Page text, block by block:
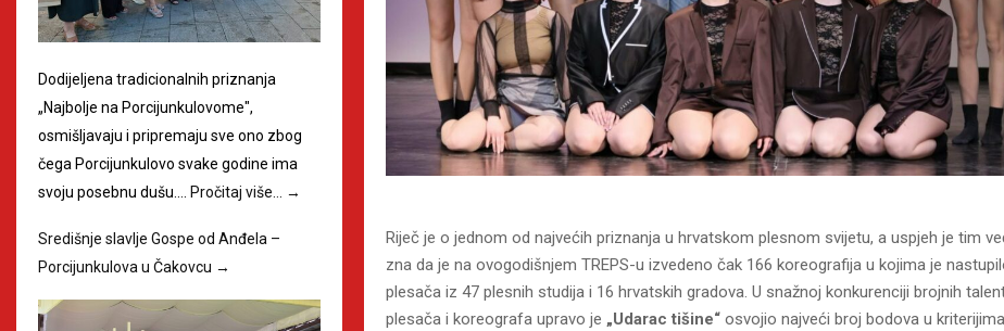
Riječ je o jednom od najvećih priznanja u hrvatskom plesnom svijetu, a uspjeh je tim
zna da je na ovogodišnjem TREPS-u izvedeno čak 166 koreografija u kojima je
plesača iz 47 plesnih studija i 16 hrvatskih gradova. U snažnoj konkurenciji brojnih
plesača i koreografa upravo je „Udarac tišine“ osvojio najveći broj bodova u
Dodijeljena tradicionalnih priznanja
„Najbolje na Porcijunkulovome",
osmišljavaju i pripremaju sve ono zbog
čega Porcijunkulovo svake godine ima
svoju posebnu dušu.… Pročitaj više… →
Središnje slavlje Gospe od Anđela –
Porcijunkulova u Čakovcu →